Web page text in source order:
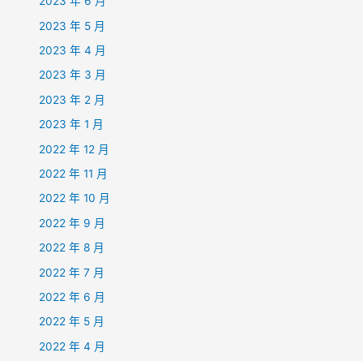
2023 年 5 月
2023 年 4 月
2023 年 3 月
2023 年 2 月
2023 年 1 月
2022 年 12 月
2022 年 11 月
2022 年 10 月
2022 年 9 月
2022 年 8 月
2022 年 7 月
2022 年 6 月
2022 年 5 月
2022 年 4 月